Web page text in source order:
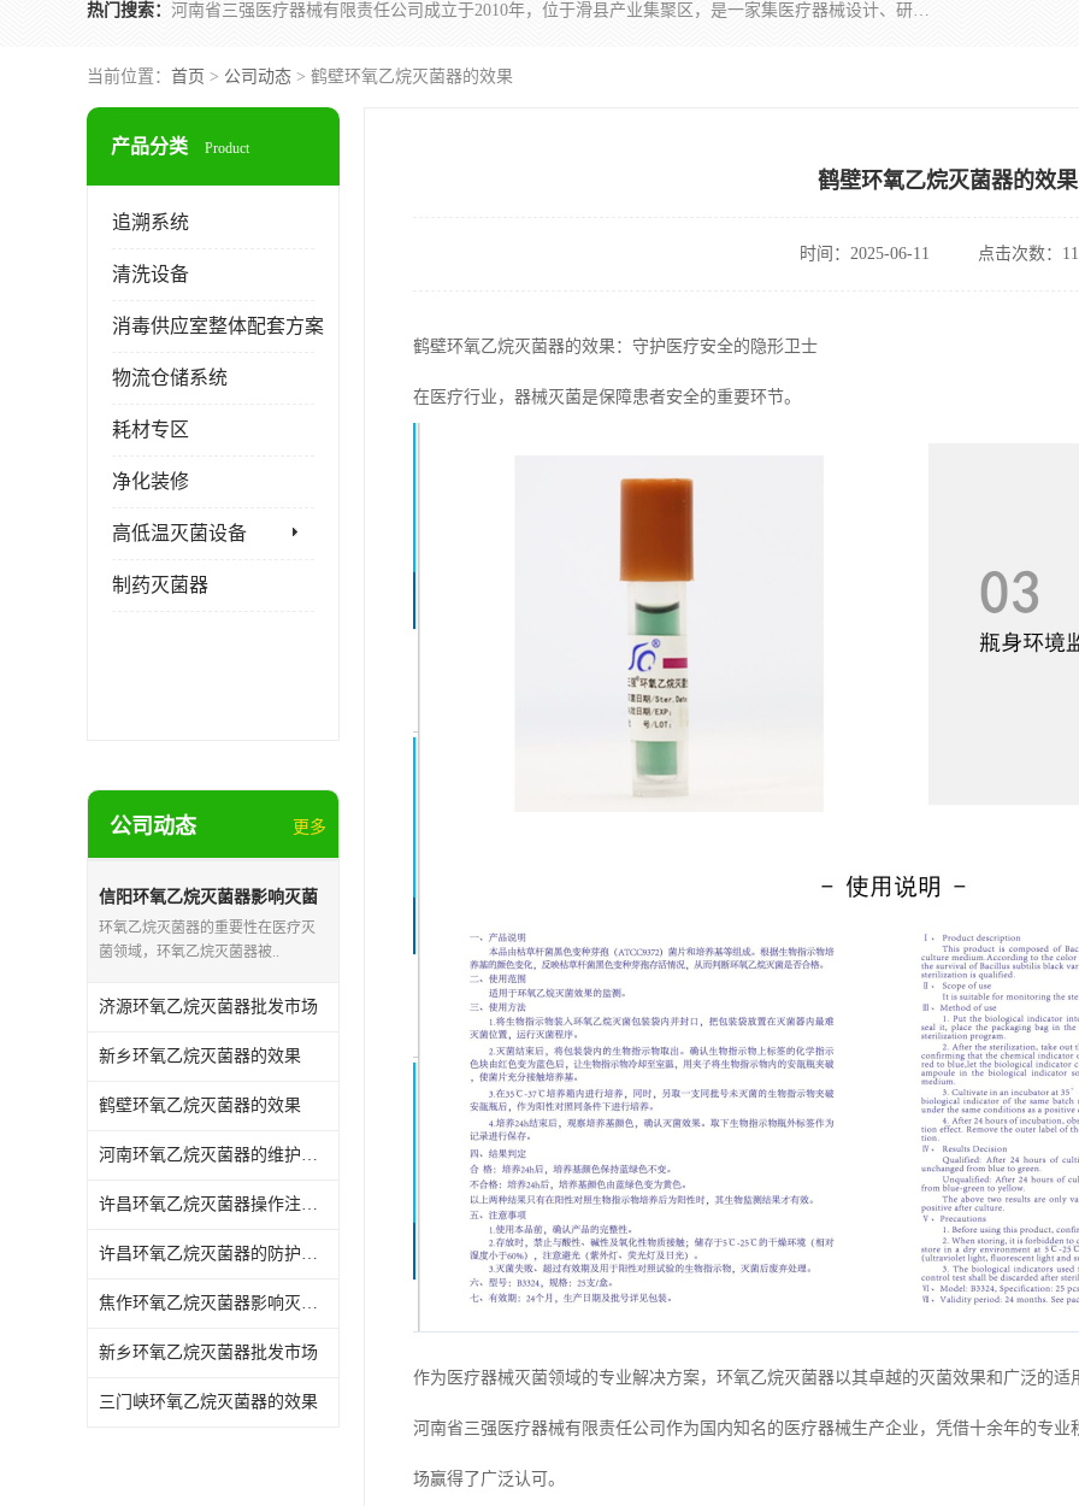
热门搜索： 河南省三强医疗器械有限责任公司成立于2010年，位于滑县产业集聚区，是一家集医疗器械设计、研发、生产、销售、服务为一体的现代化高新技术企业。企业园区占地11.8万余平方米，设计建筑面积约13万平方米，总投资约5亿元，主要产品涵盖了清洗灭菌设备、消毒供应室整体配套方案、净化装修、洗消追溯系统、婴儿洗浴系统、物流仓储系统等6大板块。
当前位置： 首页 > 公司动态 > 鹤壁环氧乙烷灭菌器的效果
产品分类 Product
追溯系统
清洗设备
消毒供应室整体配套方案
物流仓储系统
耗材专区
净化装修
高低温灭菌设备
制药灭菌器
公司动态 更多
信阳环氧乙烷灭菌器影响灭菌
的效果因素
环氧乙烷灭菌器的重要性在医疗灭
菌领域，环氧乙烷灭菌器被..
济源环氧乙烷灭菌器批发市场
新乡环氧乙烷灭菌器的效果
鹤壁环氧乙烷灭菌器的效果
河南环氧乙烷灭菌器的维护和保养
许昌环氧乙烷灭菌器操作注意事项
许昌环氧乙烷灭菌器的防护作用
焦作环氧乙烷灭菌器影响灭菌的效果因素
新乡环氧乙烷灭菌器批发市场
三门峡环氧乙烷灭菌器的效果
鹤壁环氧乙烷灭菌器的效果
时间：2025-06-11 点击次数：
鹤壁环氧乙烷灭菌器的效果：守护医疗安全的隐形卫士
在医疗行业，器械灭菌是保障患者安全的重要环节。
作为医疗器械灭菌领域的专业解决方案，环氧乙烷灭菌器以其卓越的灭菌效果和广泛的
河南省三强医疗器械有限责任公司作为国内知名的医疗器械生产企业，凭借十余年的专
场赢得了广泛认可。